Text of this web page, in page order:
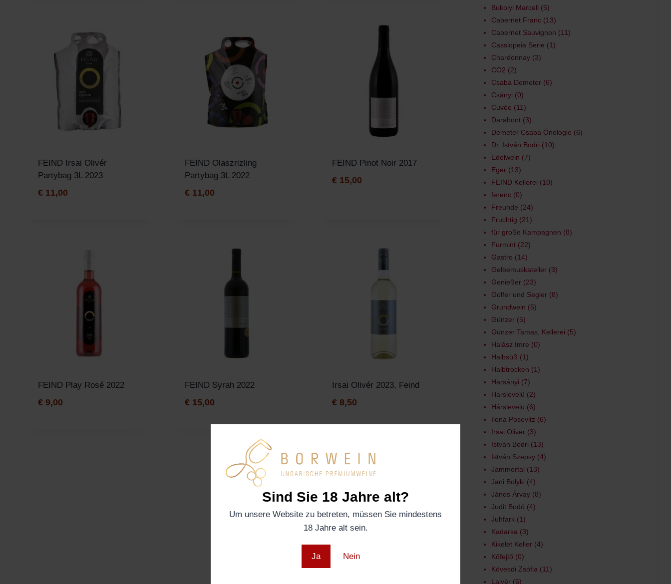
Sind Sie 18 Jahre alt?
Um unsere Website zu betreten, müssen Sie mindestens
18 Jahre alt sein.
Ja Nein
FEIND Irsai Olivér
Partybag 3L 2023
€11,00
FEIND Olaszrizling
Partybag 3L 2022
€ 11,00
FEIND Pinot Noir 2017
€ 15,00
FEIND Play Rosé 2022
€9,00
FEIND Syrah 2022
€ 15,00
Irsai Olivér 2023, Feind
€ 8,50
Bukolyi Marcell
5
Cabernet Franc
13
Cabernet Sauvignon
11
Cassiopeia Serie
1
Chardonnay
3
CO2
2
Csaba Demeter
6
Csányi
0
Cuvée
11
Darabont
3
Demeter Csaba Önologie
6
Dr. István Bodri
10
Edelwein
7
Eger
13
FEIND Kellerei
10
ferenc 0
Freunde
24
Fruchtig
21
für große Kampagnen
8
Furmint
22
Gastro
14
Gelbemuskateller
3
Genießer
23
Golfer und Segler
8
Grundwein
5
Günzer
5
Günzer Tamas, Kellerei
5
Halász Imre
0
Halbsüß
1
Halbtrocken
1
Harsányi
7
Harslevelü
2
Hárslevelü
6
Ilona Posevitz
6
Irsai Oliver
3
István Bodri
13
István Szepsy 4
Jammertal
13
Jani Bolyki
4
János Árvay
8
Judit Bodó
4
Juhfark
1
Kadarka
3
Kikelet Keller 4
Kőfejtő
0
Kövesdi Zsófia
11
Lajvér
6